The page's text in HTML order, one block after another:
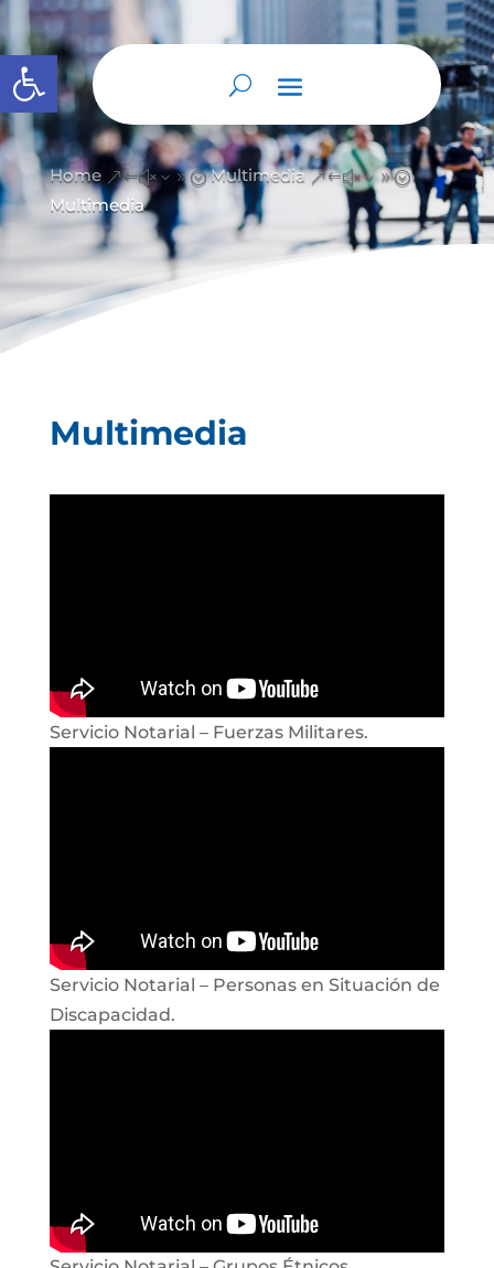
Abrir barra de herramientas
Home &#x39; Multimedia &#x39;
Multimedia
Multimedia
Servicio Notarial – Fuerzas Militares.
Servicio Notarial – Personas en Situación de
Discapacidad.